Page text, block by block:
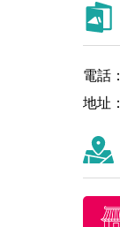
電話
地址